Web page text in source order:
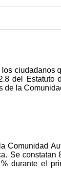
ciudadanos
del Estatuto
de la
Comunidad
Se
durante el